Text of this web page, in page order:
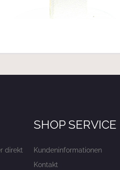
direkt
SHOP SERVICE
Kundeninformationen
Kontakt